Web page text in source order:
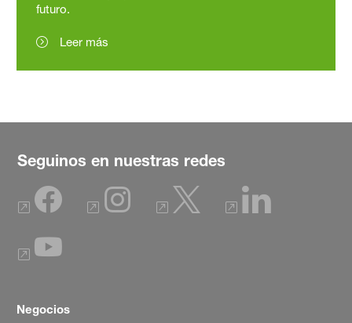
futuro.
Leer más
Seguinos en nuestras redes
Negocios